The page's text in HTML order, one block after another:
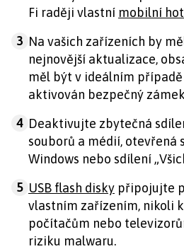
Fi raději vlastní mobilní
3 Na vašich zařízeních by
nejnovější aktualizace,
měl být v ideálním
aktivován bezpečný
4 Deaktivujte zbytečná
souborů a médií, otevřená
Windows nebo sdílení
5 USB flash disky připojujte
vlastním zařízením, nikoli
počítačům nebo
riziku malwaru.